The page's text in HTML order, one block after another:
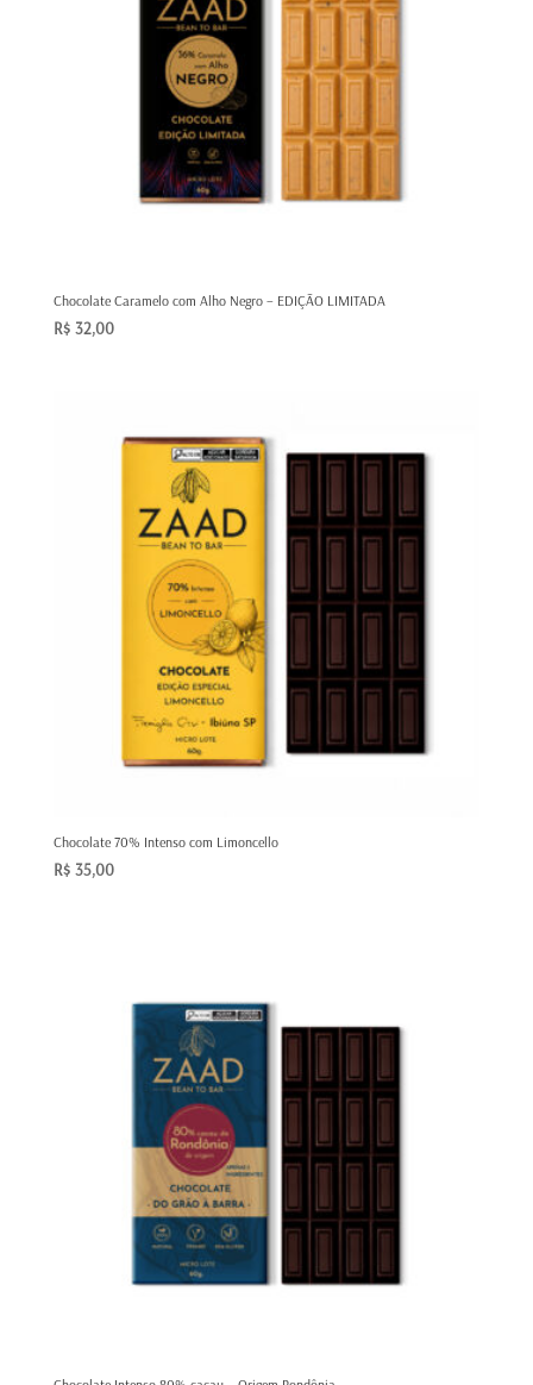
Chocolate Caramelo com Alho Negro – EDIÇÃO LIMITADA
R$32,00
Chocolate 70% Intenso com Limoncello
R$35,00